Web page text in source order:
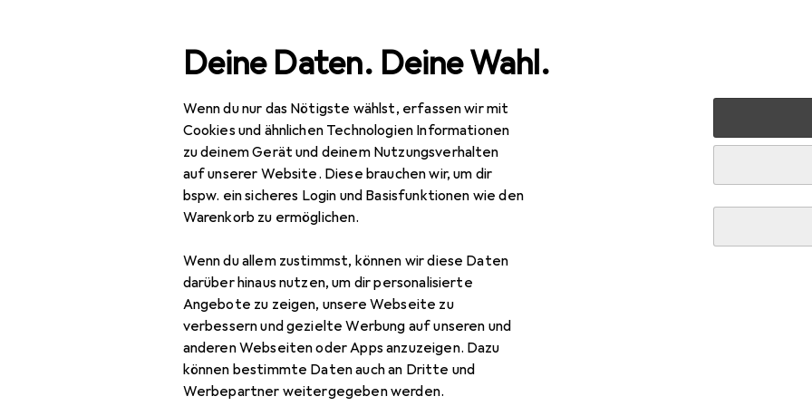
Deine Daten. Deine Wahl.
Wenn du nur das Nötigste wählst, erfassen wir mit
Cookies und ähnlichen Technologien Informationen
zu deinem Gerät und deinem Nutzungsverhalten
auf unserer Website. Diese brauchen wir, um dir
bspw. ein sicheres Login und Basisfunktionen wie den
Warenkorb zu ermöglichen.
Wenn du allem zustimmst, können wir diese Daten
darüber hinaus nutzen, um dir personalisierte
Angebote zu zeigen, unsere Webseite zu
verbessern und gezielte Werbung auf unseren und
anderen Webseiten oder Apps anzuzeigen. Dazu
können bestimmte Daten auch an Dritte und
Werbepartner weitergegeben werden.
Navigation nach Kategorien Gesamtsortiment Wohnen Büromöbel + Home Office